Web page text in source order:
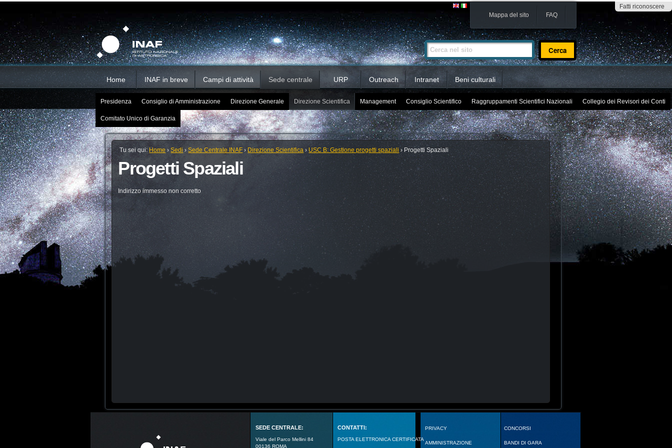
Fatti riconoscere
contenuti.
Salta
alla
navigazione
Mappa del sito FAQ
Cerca nel sito
Ricerca
avanzata…
Home INAF in breve Campi di attività Sede centrale URP Outreach Intranet Beni culturali
Presidenza Consiglio di Amministrazione Direzione Generale Direzione Scientifica Management Consiglio Scientifico Raggruppamenti Scientifici Nazionali Collegio dei Revisori dei Conti
Comitato Unico di Garanzia
Tu sei qui: Home ›Sedi ›Sede Centrale INAF › Direzione Scientifica › USC B: Gestione progetti spaziali › Progetti Spaziali
Progetti Spaziali
Indirizzo immesso non corretto
SEDE CENTRALE:
Viale del Parco Mellini 84
00136 ROMA
CONTATTI:
POSTA ELETTRONICA CERTIFICATA
PRIVACY
AMMINISTRAZIONE
CONCORSI
BANDI DI GARA